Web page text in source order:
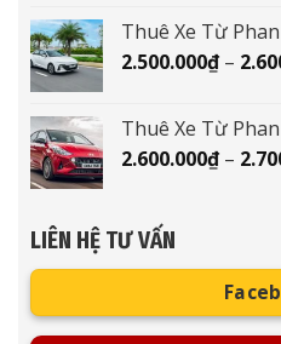
Thuê Xe Từ
2.500.000₫ –
Thuê Xe Từ
2.600.000₫ –
LIÊN HỆ TƯ VẤN